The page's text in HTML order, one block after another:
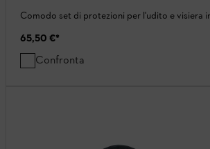
Comodo set di protezioni per l'udito e visiera
65,50 €*
Confronta